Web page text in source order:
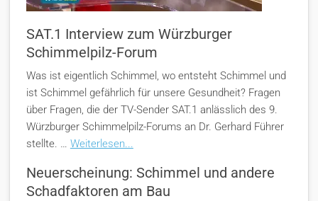
SAT.1 Interview zum Würzburger
Schimmelpilz-Forum
Was ist eigentlich Schimmel, wo entsteht Schimmel und
ist Schimmel gefährlich für unsere Gesundheit? Fragen
über Fragen, die der TV-Sender SAT.1 anlässlich des 9.
Würzburger Schimmelpilz-Forums an Dr. Gerhard Führer
stellte. … Weiterlesen...
Neuerscheinung: Schimmel und andere
Schadfaktoren am Bau